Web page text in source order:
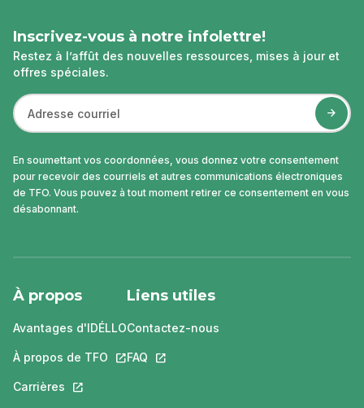
Inscrivez-vous à notre infolettre!
Restez à l’affût des nouvelles ressources, mises à jour et
offres spéciales.
En soumettant vos coordonnées, vous donnez votre consentement
pour recevoir des courriels et autres communications électroniques
de TFO. Vous pouvez à tout moment retirer ce consentement en vous
désabonnant.
À propos
Avantages d'IDÉLLO
À propos de TFO Ce lien s'ouvrira dans un nouvel onglet.
Carrières Ce lien s'ouvrira dans un nouvel onglet.
Liens utiles
Contactez-nous
FAQ Ce lien s'ouvrira dans un nouvel